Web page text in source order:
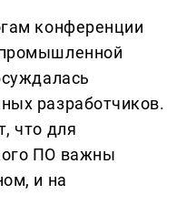
конференции
разработчиков.
что для
ПО важны
и на